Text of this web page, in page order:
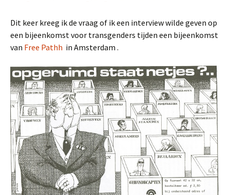
Dit keer kreeg ik de vraag of ik een interview wilde geven op
een bijeenkomst voor transgenders tijden een bijeenkomst
van Free Pathh in Amsterdam .